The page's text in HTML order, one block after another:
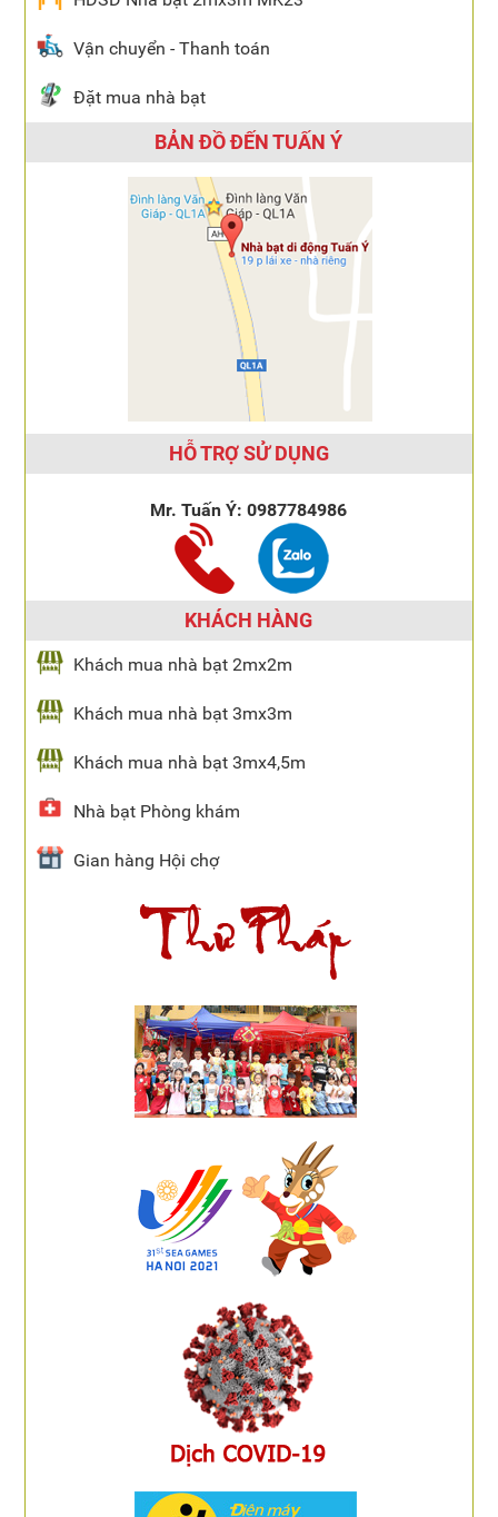
Vận chuyển - Thanh toán
Đặt mua nhà bạt
BẢN ĐỒ ĐẾN TUẤN Ý
HỖ TRỢ SỬ DỤNG
Mr. Tuấn Ý:0987784986
KHÁCH HÀNG
Khách mua nhà bạt 2mx2m
Khách mua nhà bạt 3mx3m
Khách mua nhà bạt 3mx4,5m
Nhà bạt Phòng khám
Gian hàng Hội chợ